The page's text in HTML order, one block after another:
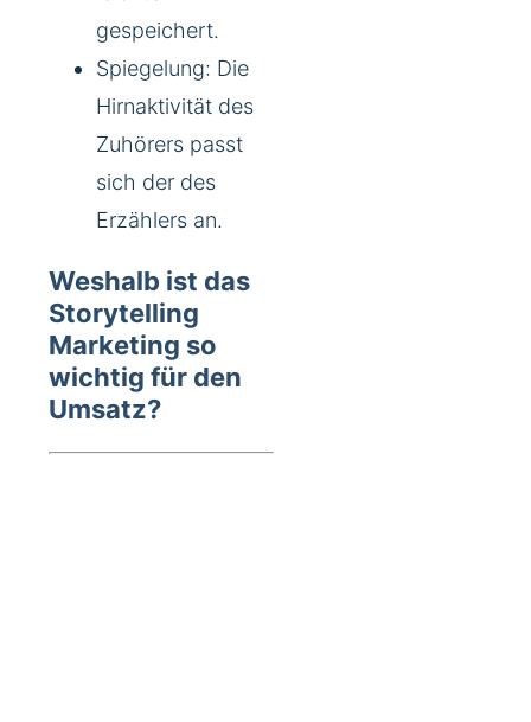
gespeichert.
Spiegelung: Die
Hirnaktivität des
Zuhörers passt
sich der des
Erzählers an.
Weshalb ist das
Storytelling
Marketing so
wichtig für den
Umsatz?